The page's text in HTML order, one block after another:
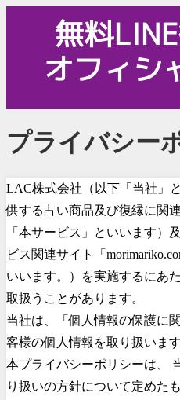
プライバシー
LAC株式会社（以下「当社」
供する占い商品及び復縁に関
「本サービス」といいます）
ビス関連サイト「
いいます。）を実施するにあ
取扱うことがあります。
当社は、「個人情報の保護に
客様の個人情報を取り扱います
本プライバシーポリシーは、
り扱いの方針について定めたも